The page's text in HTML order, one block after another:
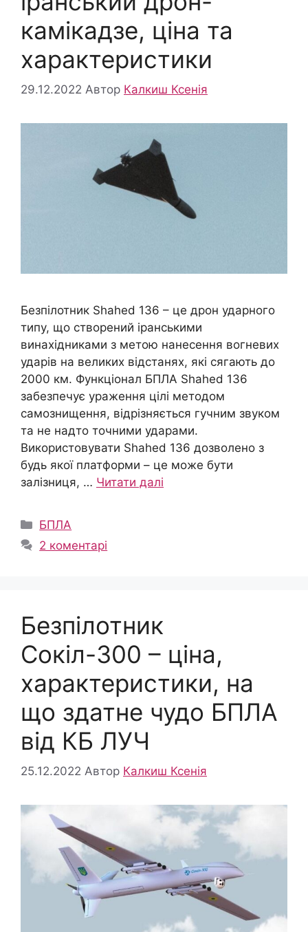
камікадзе, ціна та
характеристики
29.12.2022 Автор Калкиш Ксенія
Безпілотник Shahed 136 – це дрон ударного
типу, що створений іранськими
винахідниками з метою нанесення вогневих
ударів на великих відстанях, які сягають до
2000 км. Функціонал БПЛА Shahed 136
забезпечує ураження цілі методом
самознищення, відрізняється гучним звуком
та не надто точними ударами.
Використовувати Shahed 136 дозволено з
будь якої платформи – це може бути
залізниця, … Читати далі
Категорії
БПЛА
2 коментарі
Безпілотник
Сокіл-300 – ціна,
характеристики, на
що здатне чудо БПЛА
від КБ ЛУЧ
25.12.2022 Автор Калкиш Ксенія